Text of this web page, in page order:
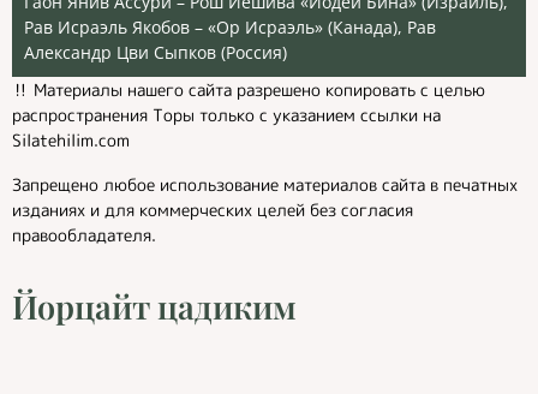
Рав Исраэль Якобов – «Ор Исраэль» (Канада), Рав
Александр Цви Сыпков (Россия)
‼️ Материалы нашего сайта разрешено копировать с целью
распространения Торы только с указанием ссылки на
Silatehilim.com
Запрещено любое использование материалов сайта в печатных
изданиях и для коммерческих целей без согласия
правообладателя.
Йорцайт цадиким